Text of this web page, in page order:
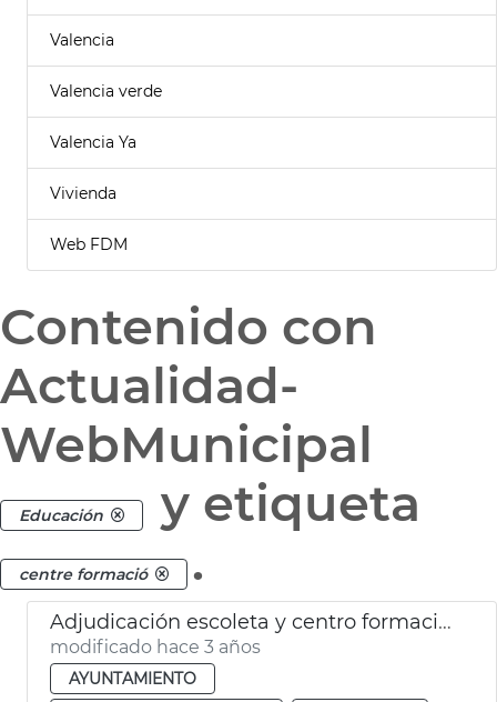
Valencia
Valencia verde
Valencia Ya
Vivienda
Web FDM
Contenido con
Actualidad-
WebMunicipal
Educación y etiqueta
centre formació .
Adjudicación escoleta y centro formación Cabanyal
modificado hace 3 años
AYUNTAMIENTO